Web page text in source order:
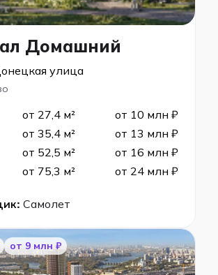
Домашний
улица
от 27,4 м²
от 10 млн ₽
от 35,4 м²
от 13 млн ₽
от 52,5 м²
от 16 млн ₽
от 75,3 м² от 24 млн ₽
Самолет
от 9 млн ₽